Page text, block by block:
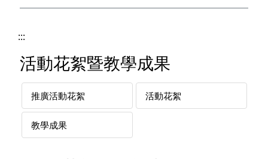
:::
活動花絮暨教學成果
推廣活動花絮 活動花絮
教學成果